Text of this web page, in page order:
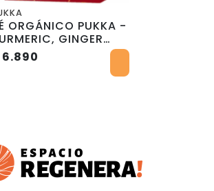
ORGÁNICO PUKKA -
GINGER
ORANGE X 20
6.890